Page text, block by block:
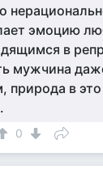
эмоцию
в
мужчина
природа в
0